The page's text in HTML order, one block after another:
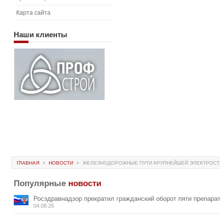
Карта сайта
Наши клиенты
ГЛАВНАЯ НОВОСТИ ЖЕЛЕЗНОДОРОЖНЫЕ ПУТИ КРУПНЕЙШЕЙ
Популярные новости
Росздравнадзор прекратил гражданский оборот пяти
04.08.26